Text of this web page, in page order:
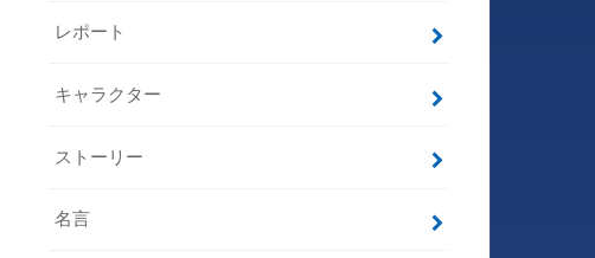
レポート
キャラクター
ストーリー
名言